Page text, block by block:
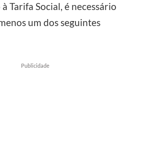
Tarifa Social, é necessário
um dos seguintes
Publicidade